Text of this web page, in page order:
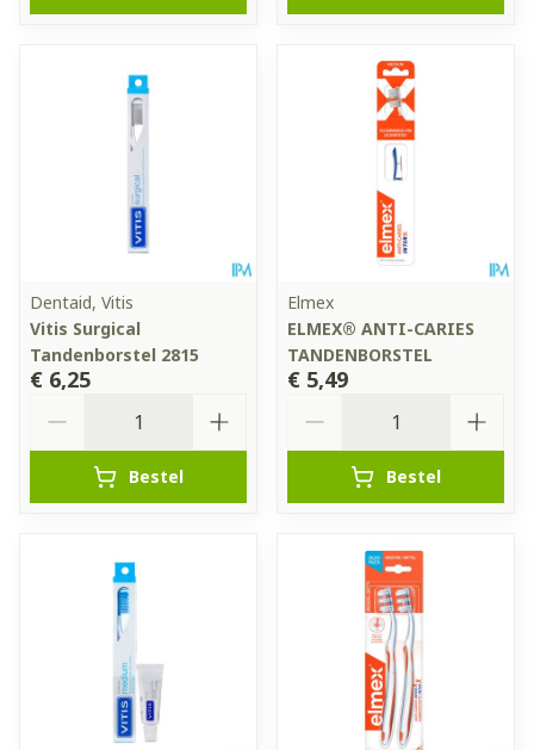
Dentaid, Vitis
Vitis Surgical
Tandenborstel 2815
€ 6,25
Bestel
Elmex
ELMEX® ANTI-CARIES
TANDENBORSTEL
€ 5,49
Bestel